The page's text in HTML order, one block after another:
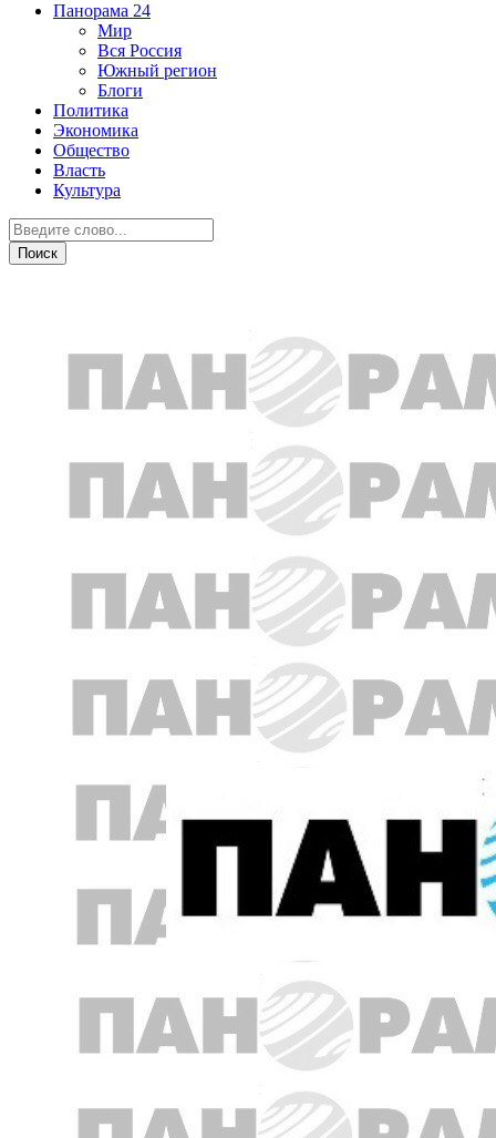
Панорама 24
Мир
Вся Россия
Южный регион
Блоги
Политика
Экономика
Общество
Власть
Культура